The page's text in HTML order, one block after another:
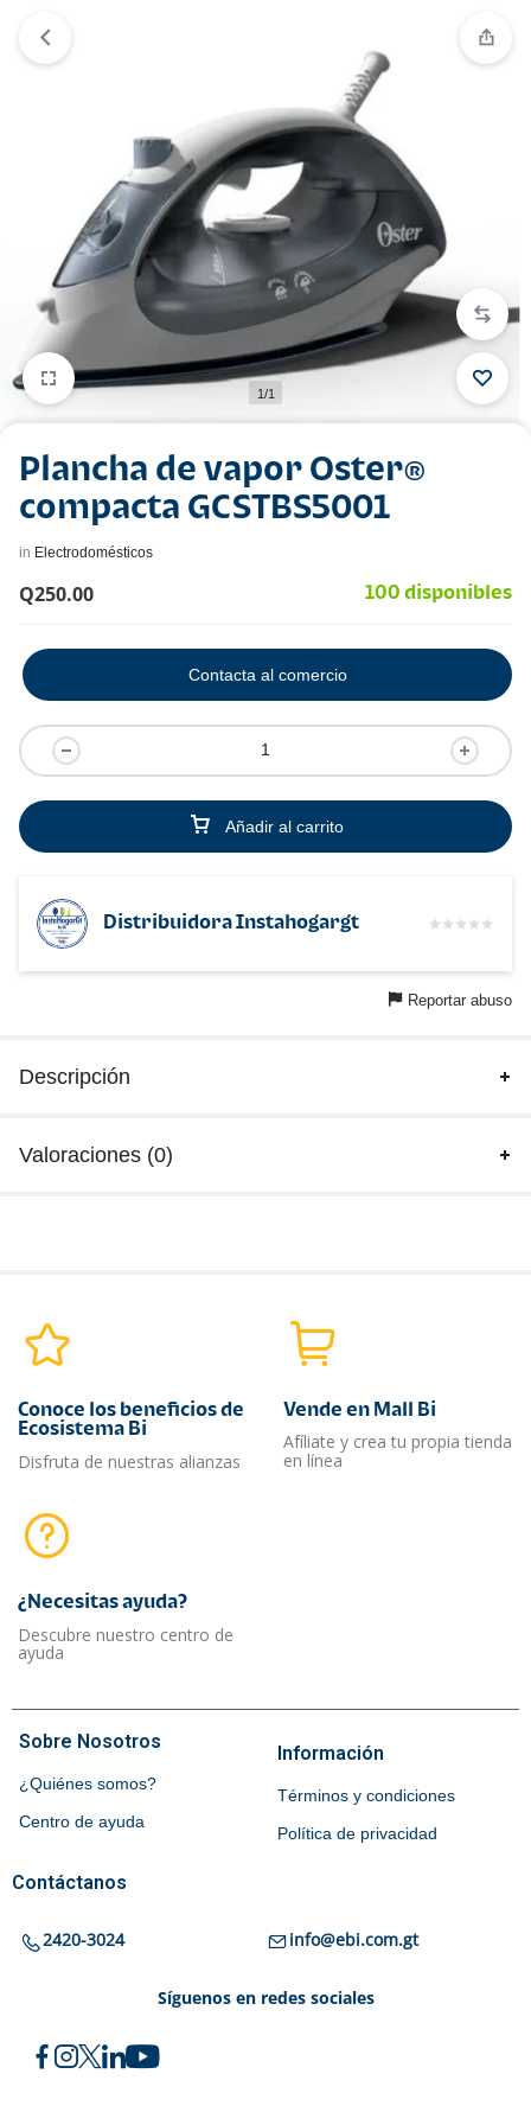
1/1
Plancha de vapor Oster®
compacta GCSTBS5001
in Electrodomésticos
Q250.00 100 disponibles
Añadir al carrito
Contacta al comercio
Distribuidora Instahogargt
Reportar abuso
Descripción
Valoraciones (0)
Conoce los beneficios de
Ecosistema Bi
Disfruta de nuestras alianzas
Vende en Mall Bi
Afíliate y crea tu propia tienda
en línea
¿Necesitas ayuda?​
Descubre nuestro centro de
ayuda
Sobre Nosotros
¿Quiénes somos?
Centro de ayuda
Información
Términos y condiciones
Política de privacidad
Contáctanos
2420-3024 info@ebi.com.gt
Síguenos en redes sociales